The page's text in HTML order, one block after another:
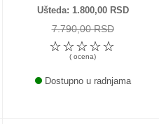
Ušteda 1.800,00 RSD
7.790,00 RSD
☆
☆
☆
☆
☆
( ocena)
Dostupno u radnjama